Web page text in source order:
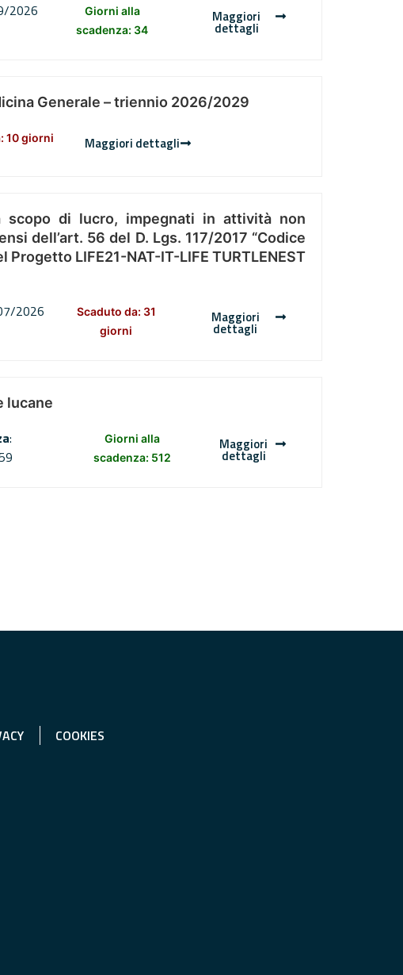
2026
Giorni alla
scadenza: 34
Maggiori
dettagli
Generale – triennio 2026/2029
10 giorni Maggiori dettagli
di lucro, impegnati in attività non
dell’art. 56 del D. Lgs. 117/2017 “Codice
LIFE21-NAT-IT-LIFE TURTLENEST
2026
Scaduto da: 31
giorni
Maggiori
dettagli
lucane
:
Giorni alla
scadenza: 512
Maggiori
dettagli
COOKIES